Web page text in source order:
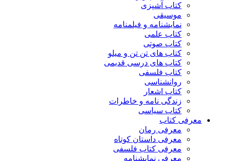
کتاب آشپزی
موسیقی
نمایشنامه و فیلمنامه
کتاب علمی
کتاب صوتی
کتاب های تن تن و میلو
کتاب های درسی قدیمی
کتاب فلسفی
روانشناسی
کتاب اشعار
زندگی نامه و خاطرات
کتاب سیاسی
معرفی کتاب
معرفی رمان
معرفی داستان کوتاه
معرفی کتاب فلسفی
معرفی نمایشنامه